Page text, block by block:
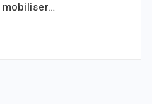
mobiliser…